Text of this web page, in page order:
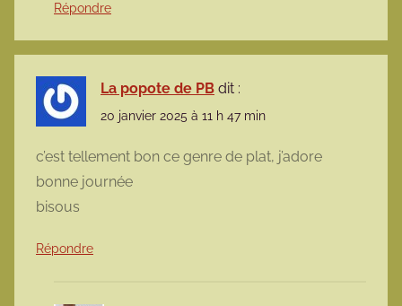
Répondre
La popote de PB dit :
20 janvier 2025 à 11 h 47 min
c’est tellement bon ce genre de plat, j’adore
bonne journée
bisous
Répondre